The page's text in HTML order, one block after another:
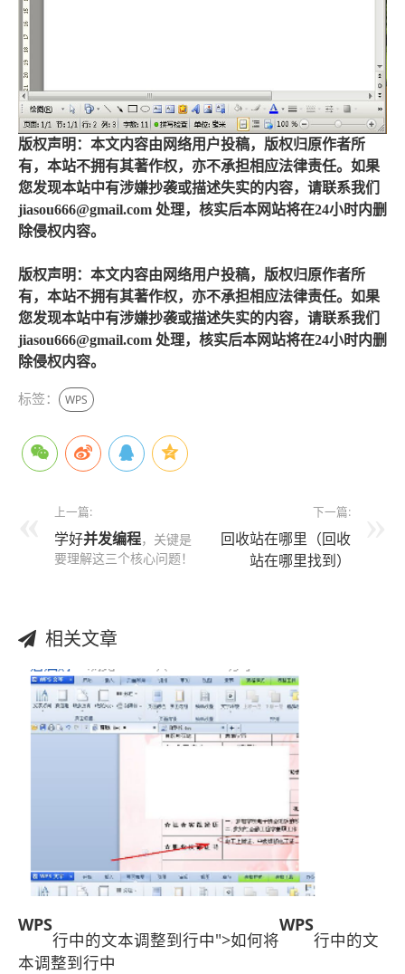
版权声明：本文内容由网络用户投稿，版权归原作者所
有，本站不拥有其著作权，亦不承担相应法律责任。如果
您发现本站中有涉嫌抄袭或描述失实的内容，请联系我们
jiasou666@gmail.com 处理，核实后本网站将在24小时内删
除侵权内容。
版权声明：本文内容由网络用户投稿，版权归原作者所
有，本站不拥有其著作权，亦不承担相应法律责任。如果
您发现本站中有涉嫌抄袭或描述失实的内容，请联系我们
jiasou666@gmail.com 处理，核实后本网站将在24小时内删
除侵权内容。
标签： WPS
上一篇:
学好并发编程，关键是
要理解这三个核心问题！
下一篇:
回收站在哪里（回收
站在哪里找到）
相关文章
WPS
行中的文本调整到行中">如何将
WPS
行中的文
本调整到行中